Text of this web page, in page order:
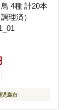
4種 計20本
調理済）
児島市